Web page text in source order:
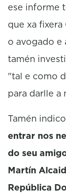
ese informe
que xa
o avogado e
tamén
"tal e como
para darlle a
Tamén
entrar nos
do seu
Martín
República